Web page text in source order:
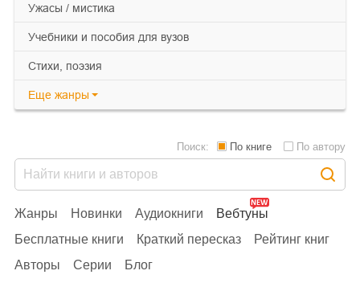
ужасы / мистика
учебники и пособия для вузов
cтихи, поэзия
Еще жанры
Жанры Новинки Аудиокниги
Вебтуны
Бесплатные книги
Краткий пересказ
Рейтинг книг
Авторы
Серии Блог
Поиск: По книге По автору